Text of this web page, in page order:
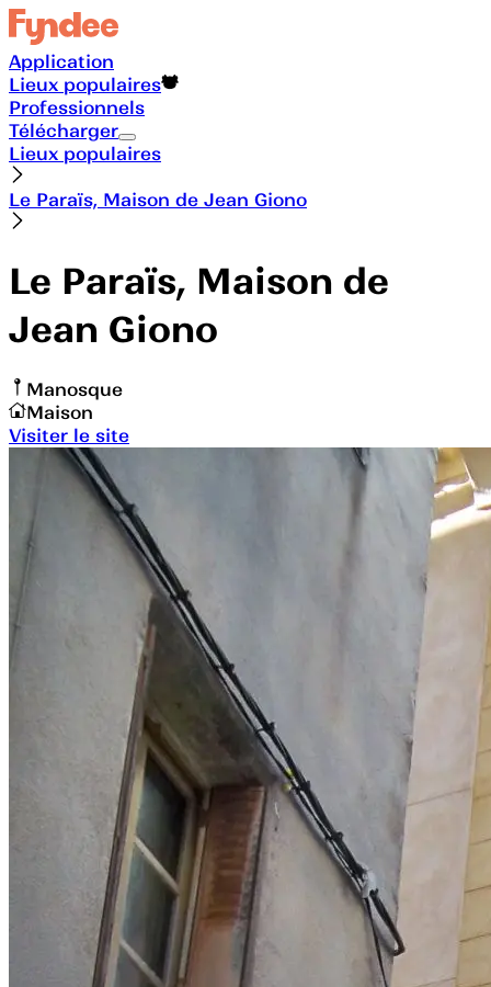
Application
Lieux populaires
Professionnels
Télécharger
Lieux populaires
Le Paraïs, Maison de Jean Giono
Le Paraïs, Maison de
Jean Giono
Manosque
Maison
Visiter le site